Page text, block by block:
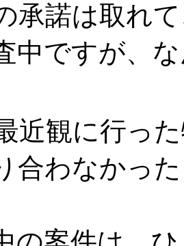
承諾は取れ
中ですが、
近観に行っ
合わなかっ